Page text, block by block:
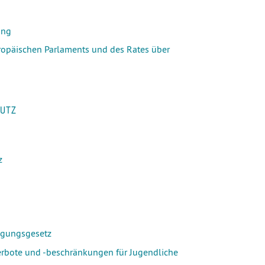
Parlaments und des Rates über
und -beschränkungen für Jugendliche